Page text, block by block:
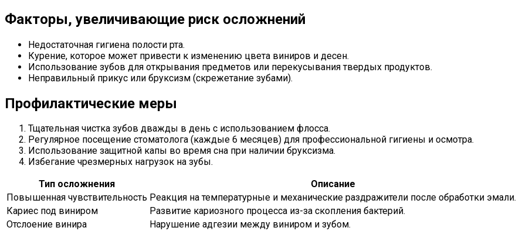
Факторы, увеличивающие риск осложнений
Недостаточная гигиена полости рта.
Курение, которое может привести к изменению цвета виниров и десен.
Использование зубов для открывания предметов или перекусывания твердых продуктов.
Неправильный прикус или бруксизм (скрежетание зубами).
Профилактические меры
Тщательная чистка зубов дважды в день с использованием флосса.
Регулярное посещение стоматолога (каждые 6 месяцев) для профессиональной гигиены и осмотра.
Использование защитной капы во время сна при наличии бруксизма.
Избегание чрезмерных нагрузок на зубы.
Тип осложнения
Описание
Повышенная чувствительность Реакция на температурные и механические раздражители после обработки эмали.
Кариес под виниром
Развитие кариозного процесса из-за скопления бактерий.
Отслоение винира
Нарушение адгезии между виниром и зубом.